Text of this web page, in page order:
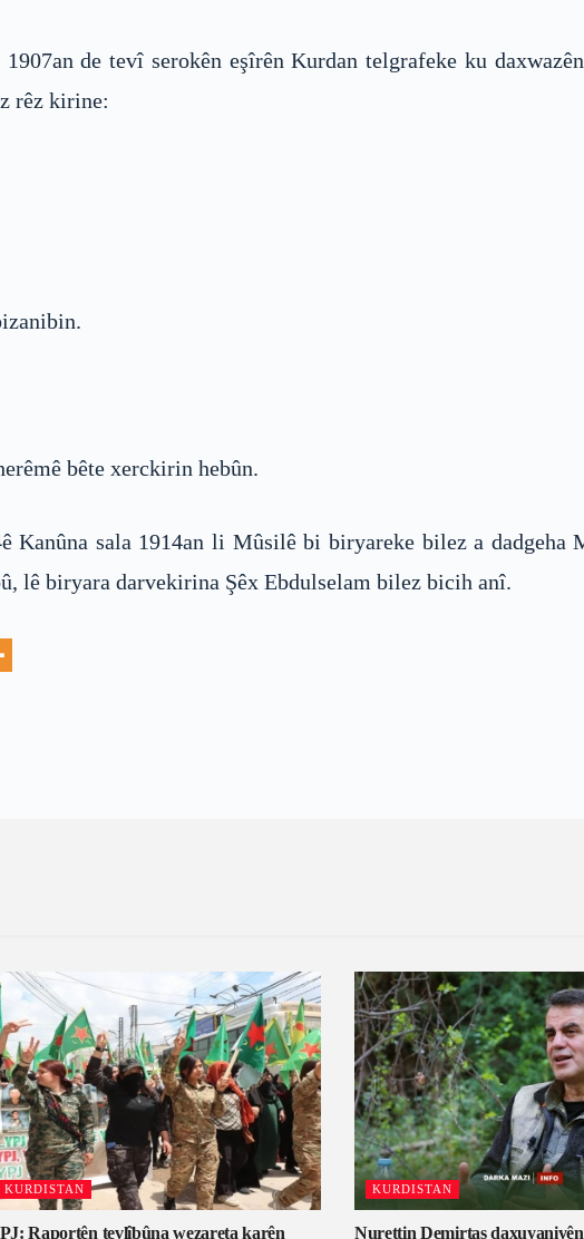
de tevî serokên eşîrên Kurdan telgrafeke ku
rêz kirine:
bête xerckirin hebûn.
Kanûna sala 1914an li Mûsilê bi biryareke bilez a dadgeha
lê biryara darvekirina Şêx Ebdulselam bilez bicih anî.
KURDISTAN
Raportên tevlîbûna wezareta karên
KURDISTAN
Nurettin Demirtaş